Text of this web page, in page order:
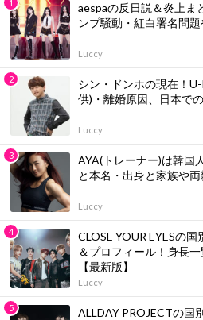
aespaの反日説＆炎上ま
ンプ騒動・紅白署名問
Luccy
シン・ドンホの現在！
供)・離婚原因、日本で
Luccy
AYA(トレーナー)は韓国
と本名・出身と家族や
Luccy
CLOSE YOUR EYESの
＆プロフィール！身長
【最新版】
Luccy
ALLDAY PROJECTの国